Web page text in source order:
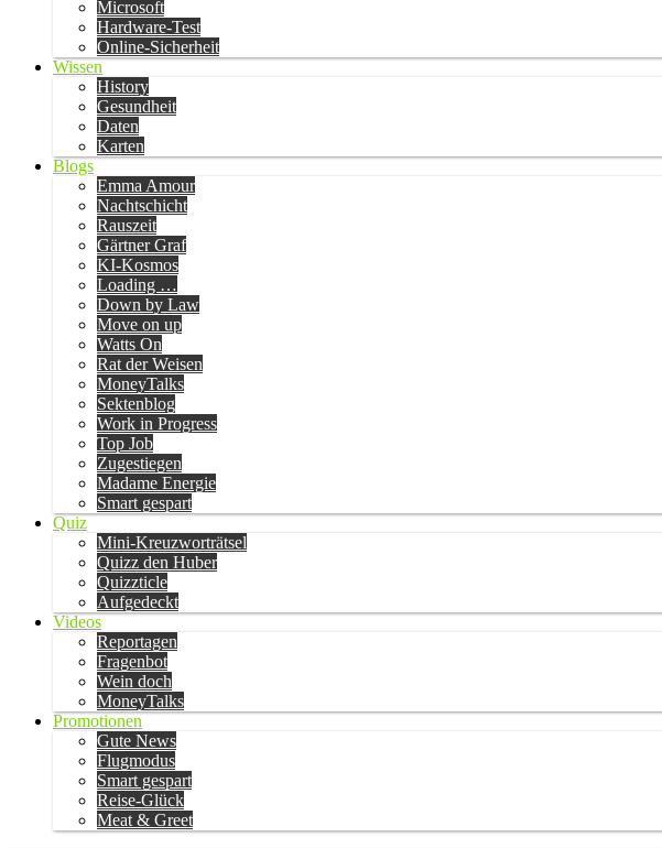
Microsoft
Hardware-Test
Online-Sicherheit
Wissen
History
Gesundheit
Daten
Karten
Blogs
Emma Amour
Nachtschicht
Rauszeit
Gärtner Graf
KI-Kosmos
Loading …
Down by Law
Move on up
Watts On
Rat der Weisen
MoneyTalks
Sektenblog
Work in Progress
Top Job
Zugestiegen
Madame Energie
Smart gespart
Quiz
Mini-Kreuzworträtsel
Quizz den Huber
Quizzticle
Aufgedeckt
Videos
Reportagen
Fragenbot
Wein doch
MoneyTalks
Promotionen
Gute News
Flugmodus
Smart gespart
Reise-Glück
Meat & Greet